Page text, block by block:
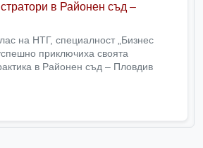
в Районен съд –
на НТГ, специалност „Бизнес
приключиха своята
в Районен съд – Пловдив